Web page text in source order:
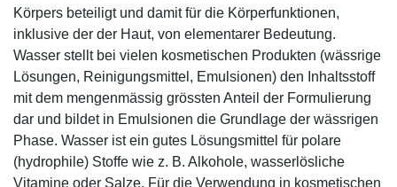
Körpers beteiligt und damit für die Körperfunktionen,
inklusive der der Haut, von elementarer Bedeutung.
Wasser stellt bei vielen kosmetischen Produkten (wässrige
Lösungen, Reinigungsmittel, Emulsionen) den Inhaltsstoff
mit dem mengenmässig grössten Anteil der Formulierung
dar und bildet in Emulsionen die Grundlage der wässrigen
Phase. Wasser ist ein gutes Lösungsmittel für polare
(hydrophile) Stoffe wie z. B. Alkohole, wasserlösliche
Vitamine oder Salze. Für die Verwendung in kosmetischen